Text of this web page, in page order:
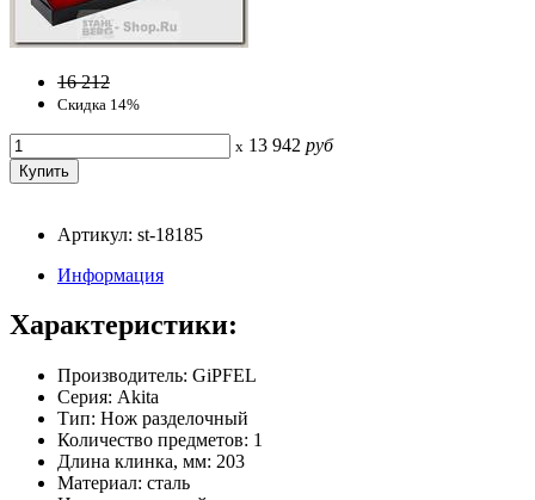
16 212
Скидка 14%
x 13 942 руб
Артикул: st-18185
Информация
Характеристики:
Производитель: GiPFEL
Серия: Akita
Тип: Нож разделочный
Количество предметов: 1
Длина клинка, мм: 203
Материал: сталь